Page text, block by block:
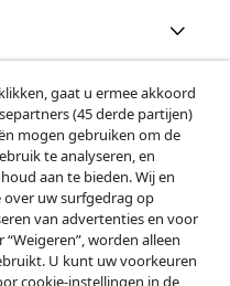
gaat u ermee akkoord
(45 derde partijen)
mogen gebruiken om de
te analyseren, en
aan te bieden. Wij en
uw surfgedrag op
van advertenties en voor
worden alleen
U kunt uw voorkeuren
cookie-instellingen in de